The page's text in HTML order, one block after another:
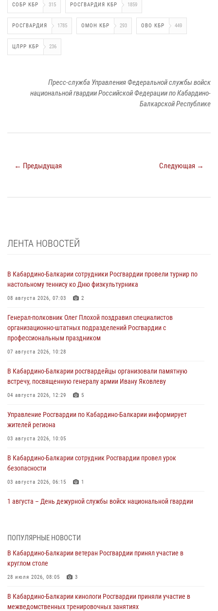
СОБР КБР 315 РОСГВАРДИЯ КБР 1859
РОСГВАРДИЯ 1785 ОМОН КБР 293 ОВО КБР 449
ЦЛРР КБР 236
Пресс-служба Управления Федеральной службы войск
национальной гвардии Российской Федерации по Кабардино-
Балкарской Республике
← Предыдущая Следующая →
ЛЕНТА НОВОСТЕЙ
В Кабардино-Балкарии сотрудники Росгвардии провели турнир по
настольному теннису ко Дню физкультурника
08 августа 2026, 07:03 2
Генерал-полковник Олег Плохой поздравил специалистов
организационно-штатных подразделений Росгвардии с
профессиональным праздником
07 августа 2026, 10:28
В Кабардино-Балкарии росгвардейцы организовали памятную
встречу, посвященную генералу армии Ивану Яковлеву
04 августа 2026, 12:29 5
Управление Росгвардии по Кабардино-Балкарии информирует
жителей региона
03 августа 2026, 10:05
В Кабардино‑Балкарии сотрудник Росгвардии провел урок
безопасности
03 августа 2026, 06:15 1
1 августа – День дежурной службы войск национальной гвардии
мировой войне 1914-1918 годов
01 августа 2026, 07:30
поздравил специалистов подразделений тыла с профессиональным
праздником
ПОПУЛЯРНЫЕ НОВОСТИ
В Кабардино-Балкарии ветеран Росгвардии принял участие в
круглом столе
28 июля 2026, 08:05 3
В Кабардино-Балкарии кинологи Росгвардии приняли участие в
межведомственных тренировочных занятиях